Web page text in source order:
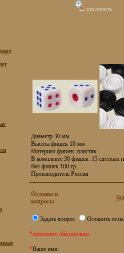
увеличить
Диаметр 30 мм
Высота фишек 10 мм
Материал фишек: пластик
В комплекте 30 фишек: 15 светлых
Вес фишек 100 гр.
Производитель Россия
Отзывы и
вопросы
Задать вопрос Оставить
*заполните обязательно
*Ваше имя: